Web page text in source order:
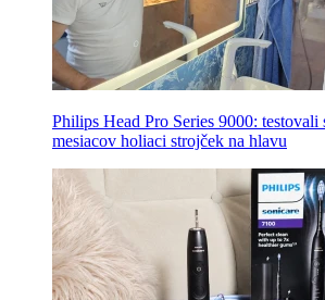
Philips Head Pro Series 9000:
mesiacov holiaci strojček na hlavu